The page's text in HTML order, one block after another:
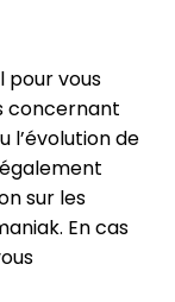
pour vous
concernant
de
sur les
En cas